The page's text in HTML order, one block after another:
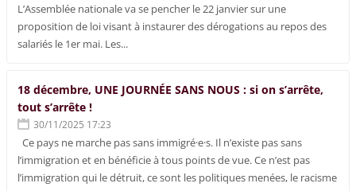
L’Assemblée nationale va se pencher le 22 janvier sur une
proposition de loi visant à instaurer des dérogations au repos des
salariés le 1er mai. Les...
18 décembre, UNE JOURNÉE SANS NOUS : si on s’arrête,
tout s’arrête !
30/11/2025 17:23
Ce pays ne marche pas sans immigré·e·s. Il n’existe pas sans
l’immigration et en bénéficie à tous points de vue. Ce n’est pas
l’immigration qui le détruit, ce sont les politiques menées, le racisme